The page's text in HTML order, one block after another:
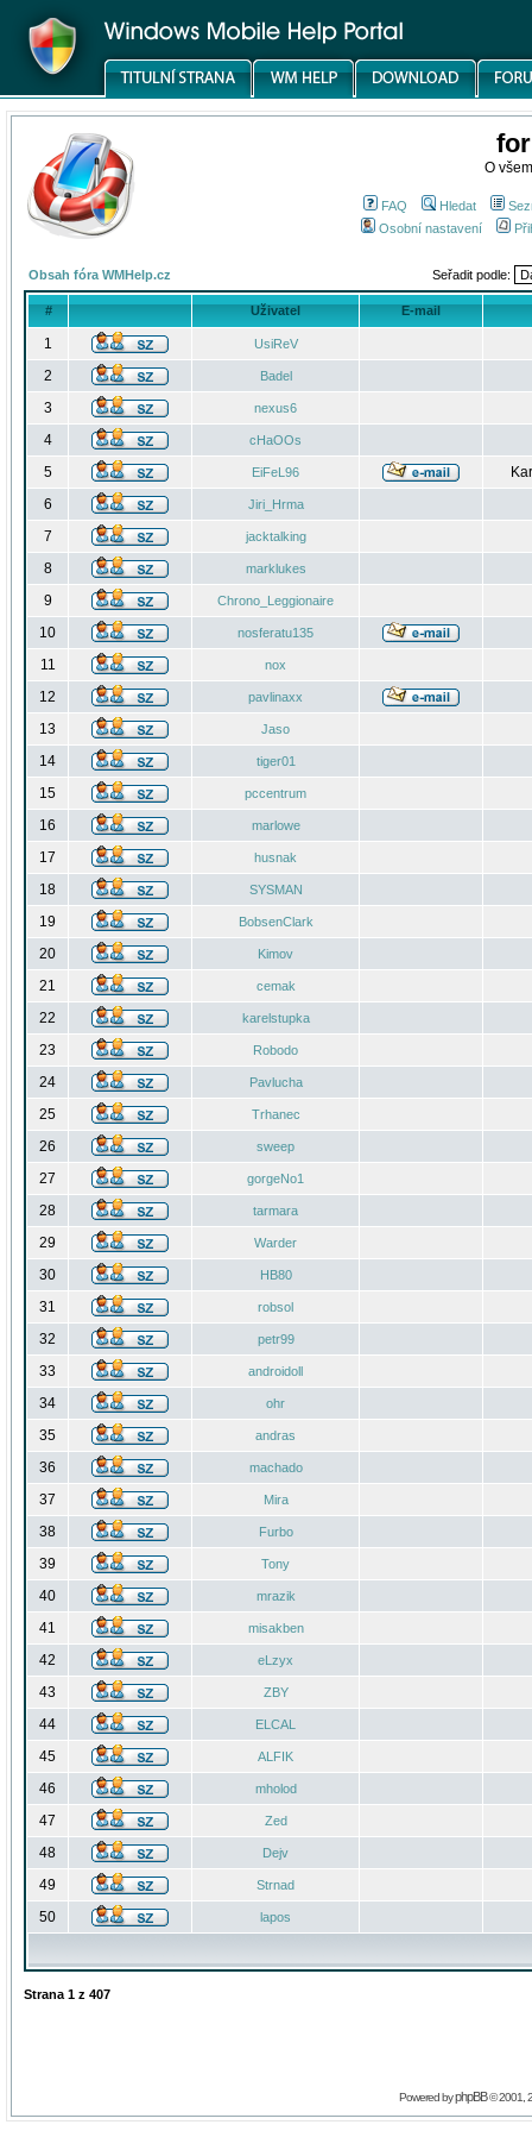
O
FAQ Hledat
Osobní nastavení
Obsah fóra WMHelp.cz Seřadit podle:
# Uživatel E-mail
1 UsiReV
2 Badel
3 nexus6
4 cHaOOs
5 EiFeL96
6
Jiri_Hrma
7 jacktalking
8 marklukes
9 Chrono_Leggionaire
10 nosferatu135
11 nox
12 pavlinaxx
13 Jaso
14 tiger01
15 pccentrum
16 marlowe
17 husnak
18 SYSMAN
19 BobsenClark
20 Kimov
21 cemak
22 karelstupka
23 Robodo
24 Pavlucha
25 Trhanec
26 sweep
27 gorgeNo1
28 tarmara
29 Warder
30 HB80
31 robsol
32 petr99
33 androidoll
34 ohr
35 andras
36 machado
37 Mira
38 Furbo
39 Tony
40 mrazik
41 misakben
42 eLzyx
43 ZBY
44 ELCAL
45 ALFIK
46 mholod
47 Zed
48 Dejv
49 Strnad
50 lapos
Strana 1 z 407
Powered byphpBB© 2001,